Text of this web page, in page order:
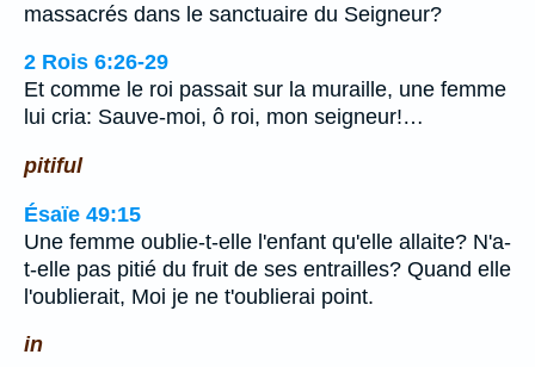
massacrés dans le sanctuaire du Seigneur?
2 Rois 6:26-29
Et comme le roi passait sur la muraille, une femme
lui cria: Sauve-moi, ô roi, mon seigneur!…
pitiful
Ésaïe 49:15
Une femme oublie-t-elle l'enfant qu'elle allaite? N'a-
t-elle pas pitié du fruit de ses entrailles? Quand elle
l'oublierait, Moi je ne t'oublierai point.
in